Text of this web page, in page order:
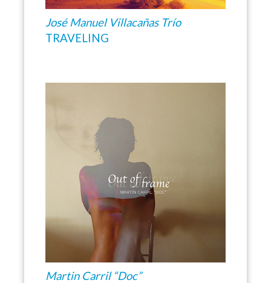
José Manuel Villacañas Trío
TRAVELING
Martin Carril “Doc”